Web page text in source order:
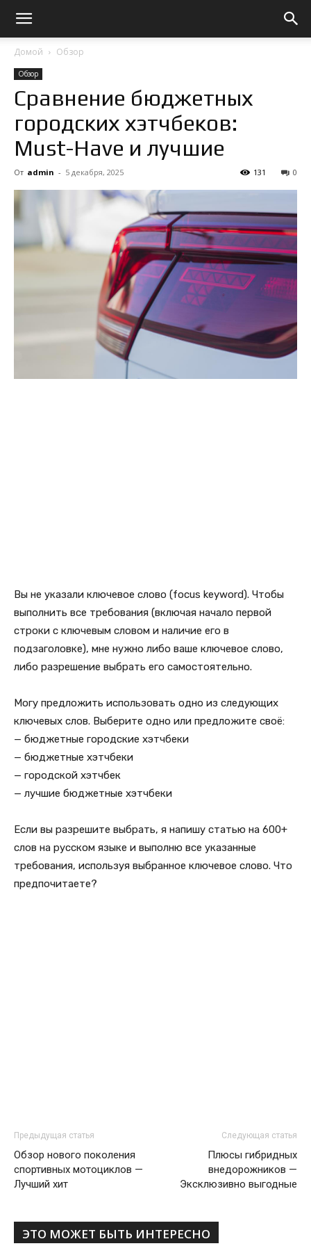
Домой Обзор
Обзор
Сравнение бюджетных
городских хэтчбеков:
Must-Have и лучшие
От admin - 5 декабря, 2025 0
131
Вы не указали ключевое слово (focus keyword). Чтобы
выполнить все требования (включая начало первой
строки с ключевым словом и наличие его в
подзаголовке), мне нужно либо ваше ключевое слово,
либо разрешение выбрать его самостоятельно.
Могу предложить использовать одно из следующих
ключевых слов. Выберите одно или предложите своё:
— бюджетные городские хэтчбеки
— бюджетные хэтчбеки
— городской хэтчбек
— лучшие бюджетные хэтчбеки
Если вы разрешите выбрать, я напишу статью на 600+
слов на русском языке и выполню все указанные
требования, используя выбранное ключевое слово. Что
предпочитаете?
Предыдущая статья
Обзор нового поколения
спортивных мотоциклов —
Лучший хит
Следующая статья
Плюсы гибридных
внедорожников —
Эксклюзивно выгодные
ЭТО МОЖЕТ БЫТЬ ИНТЕРЕСНО